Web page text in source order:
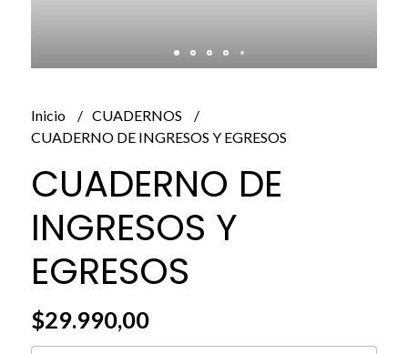
Inicio
CUADERNOS
CUADERNO DE INGRESOS Y EGRESOS
CUADERNO DE
INGRESOS Y
EGRESOS
$29.990,00